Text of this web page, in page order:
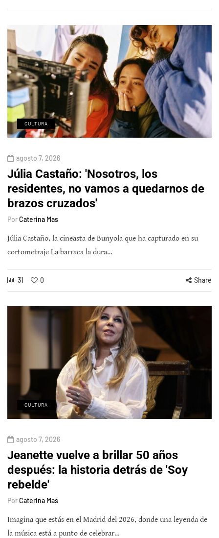
CULTURA
agosto 7, 2026
Júlia Castaño: 'Nosotros, los
residentes, no vamos a quedarnos de
brazos cruzados'
PorCaterina Mas
Júlia Castaño, la cineasta de Bunyola que ha capturado en su
cortometraje La barraca la dura…
31 0 Share
CULTURA
agosto 7, 2026
Jeanette vuelve a brillar 50 años
después: la historia detrás de 'Soy
rebelde'
PorCaterina Mas
Imagina que estás en el Madrid del 2026, donde una leyenda de
la música está a punto de celebrar…